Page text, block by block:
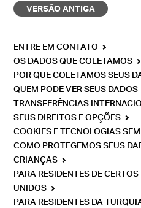
VERSÃO ANTIGA
ENTRE EM CONTATO
OS DADOS QUE COLETAMOS
POR QUE COLETAMOS SEUS
QUEM PODE VER SEUS DADOS
TRANSFERÊNCIAS
SEUS DIREITOS E OPÇÕES
COOKIES E TECNOLOGIAS
COMO PROTEGEMOS SEUS
CRIANÇAS
PARA RESIDENTES DE
UNIDOS
PARA RESIDENTES DA